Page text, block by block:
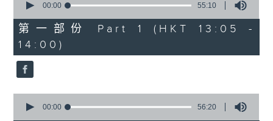
seconds
55
minutes,
10
seconds
00:00 55:10
第一部份 Part 1 (HKT 13:05 -
14:00)
seconds
00:00 56:20